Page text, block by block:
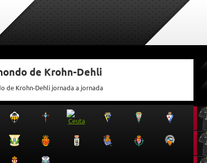
de Krohn-Dehli
de Krohn-Dehli jornada a jornada